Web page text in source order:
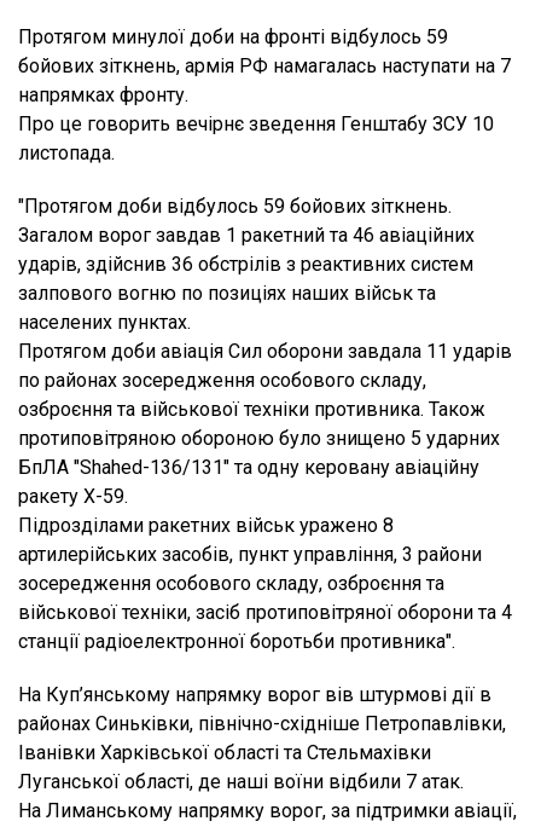
Протягом минулої доби на фронті відбулось 59
бойових зіткнень, армія РФ намагалась наступати на 7
напрямках фронту.
Про це говорить вечірнє зведення Генштабу ЗСУ 10
листопада.
"Протягом доби відбулось 59 бойових зіткнень.
Загалом ворог завдав 1 ракетний та 46 авіаційних
ударів, здійснив 36 обстрілів з реактивних систем
залпового вогню по позиціях наших військ та
населених пунктах.
Протягом доби авіація Сил оборони завдала 11 ударів
по районах зосередження особового складу,
озброєння та військової техніки противника. Також
протиповітряною обороною було знищено 5 ударних
БпЛА "Shahed-136/131" та одну керовану авіаційну
ракету Х-59.
Підрозділами ракетних військ уражено 8
артилерійських засобів, пункт управління, 3 райони
зосередження особового складу, озброєння та
військової техніки, засіб протиповітряної оборони та 4
станції радіоелектронної боротьби противника".
На Куп’янському напрямку ворог вів штурмові дії в
районах Синьківки, північно-східніше Петропавлівки,
Іванівки Харківської області та Стельмахівки
Луганської області, де наші воїни відбили 7 атак.
На Лиманському напрямку ворог, за підтримки авіації,